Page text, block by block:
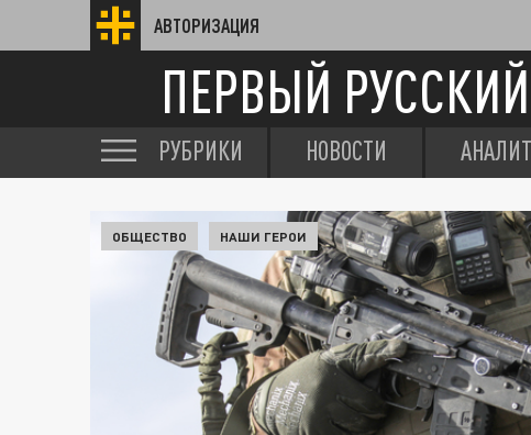
АВТОРИЗАЦИЯ
ПЕРВЫЙ РУССКИЙ
РУБРИКИ НОВОСТИ
ОБЩЕСТВО НАШИ ГЕРОИ